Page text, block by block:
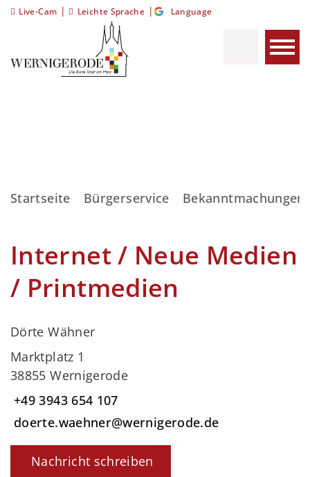
Live-Cam | Leichte Sprache | Language
Startseite Bürgerservice Bekanntmachungen
Internet / Neue Medien
/ Printmedien
Dörte Wähner
Marktplatz 1
38855 Wernigerode
+49 3943 654 107
doerte.waehner@wernigerode.de
Nachricht schreiben